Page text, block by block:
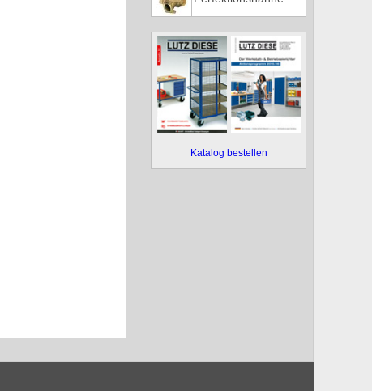
Katalog bestellen